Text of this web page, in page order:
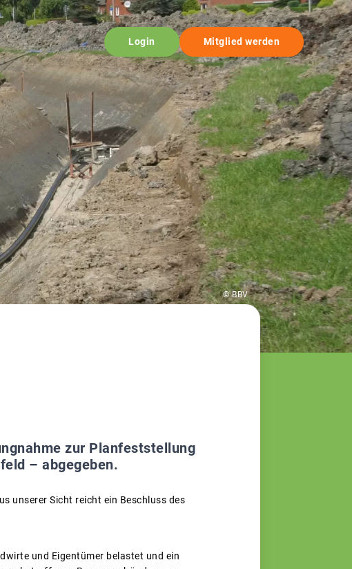
Login Mitglied werden
© BBV
zur Planfeststellung
– abgegeben.
unserer Sicht reicht ein Beschluss des
und Eigentümer belastet und ein